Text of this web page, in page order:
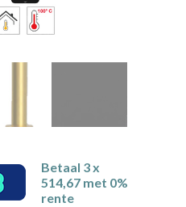
Betaal 3 x
514,67 met 0%
rente